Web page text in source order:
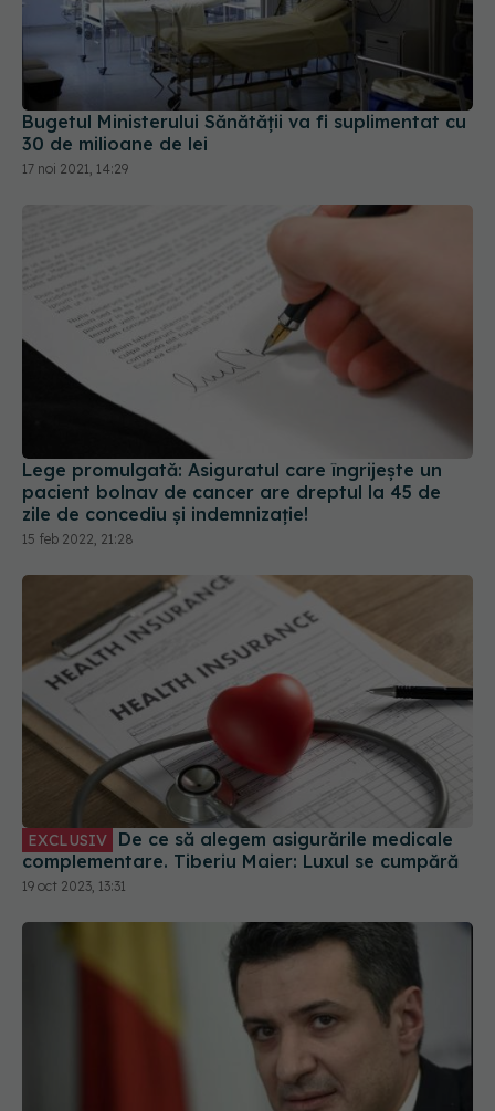
Bugetul Ministerului Sănătății va fi suplimentat cu
30 de milioane de lei
17 noi 2021, 14:29
Lege promulgată: Asiguratul care îngrijește un
pacient bolnav de cancer are dreptul la 45 de
zile de concediu și indemnizație!
15 feb 2022, 21:28
EXCLUSIV
complementare. Tiberiu Maier: Luxul se cumpără
19 oct 2023, 13:31